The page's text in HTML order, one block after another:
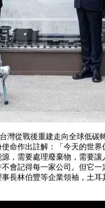
灣從戰後重建走向全球低
命作出註解：「今天的世
，需要處理廢棄物，需要讓
會記得每一家公司。但它
長林伯豐等企業領袖，土